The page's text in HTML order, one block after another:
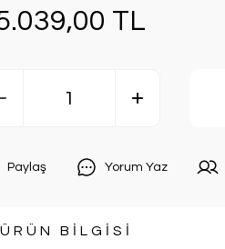
TL
Paylaş Yorum Yaz
ÜRÜN BİLGİSİ